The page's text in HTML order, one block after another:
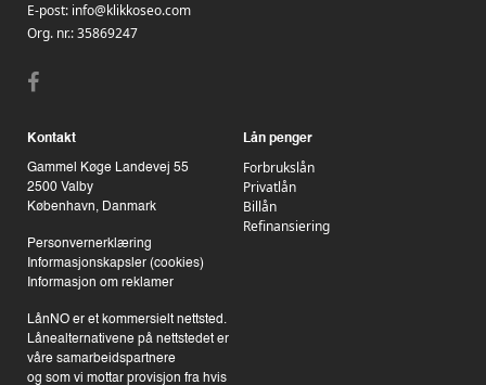
E-post: info@klikkoseo.com
Org. nr.:35869247
Kontakt
Gammel Køge Landevej 55
2500 Valby
København, Danmark
Personvernerklæring
Informasjonskapsler (cookies)
Informasjon om reklamer
LånNO er et kommersielt nettsted.
Lånealternativene på nettstedet er
våre samarbeidspartnere
og som vi mottar provisjon fra hvis
Lån penger
Forbrukslån
Privatlån
Billån
Refinansiering